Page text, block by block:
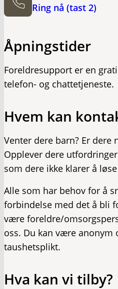
Ring nå (tast 2)
Åpningstider
Foreldresupport er en
telefon- og chattetjeneste.
Hvem kan
Venter dere barn? Er dere
Opplever dere
som dere ikke klarer å
Alle som har behov for å
forbindelse med det å bli
være foreldre/
oss. Du kan være anonym
taushetsplikt.
Hva kan vi tilby?